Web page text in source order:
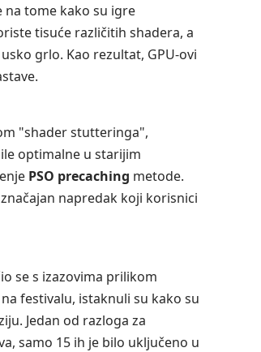
tome kako su igre
tisuće različitih shadera, a
grlo. Kao rezultat, GPU-ovi
"shader stutteringa",
optimalne u starijim
PSO precaching metode.
napredak koji korisnici
se s izazovima prilikom
festivalu, istaknuli su kako su
Jedan od razloga za
samo 15 ih je bilo uključeno u